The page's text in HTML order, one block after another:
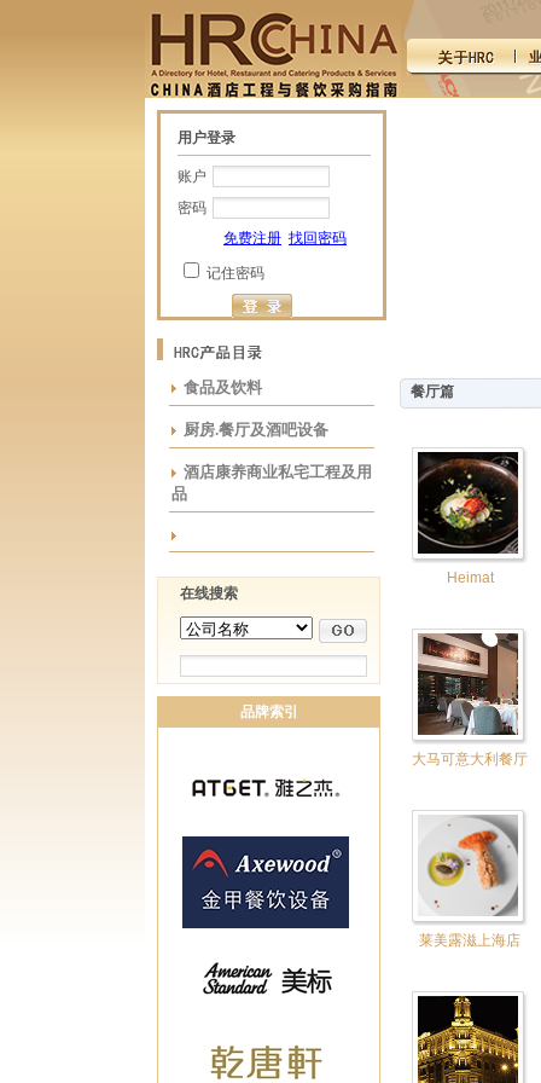
用户登录
账户
密码
免费注册 找回密码
记住密码
食品及饮料
厨房.餐厅及酒吧设备
酒店康养商业私宅工程及用
品
在线搜索
品牌索引
餐厅篇
Heimat
大马可意大利餐厅
莱美露滋上海店